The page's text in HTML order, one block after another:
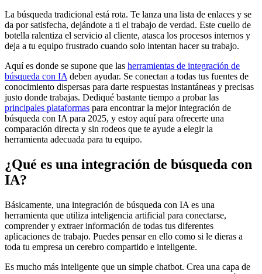
La búsqueda tradicional está rota. Te lanza una lista de enlaces y se
da por satisfecha, dejándote a ti el trabajo de verdad. Este cuello de
botella ralentiza el servicio al cliente, atasca los procesos internos y
deja a tu equipo frustrado cuando solo intentan hacer su trabajo.
Aquí es donde se supone que las herramientas de integración de
búsqueda con IA deben ayudar. Se conectan a todas tus fuentes de
conocimiento dispersas para darte respuestas instantáneas y precisas
justo donde trabajas. Dediqué bastante tiempo a probar las
principales plataformas para encontrar la mejor integración de
búsqueda con IA para 2025, y estoy aquí para ofrecerte una
comparación directa y sin rodeos que te ayude a elegir la
herramienta adecuada para tu equipo.
¿Qué es una integración de búsqueda con
IA?
Básicamente, una integración de búsqueda con IA es una
herramienta que utiliza inteligencia artificial para conectarse,
comprender y extraer información de todas tus diferentes
aplicaciones de trabajo. Puedes pensar en ello como si le dieras a
toda tu empresa un cerebro compartido e inteligente.
Es mucho más inteligente que un simple chatbot. Crea una capa de